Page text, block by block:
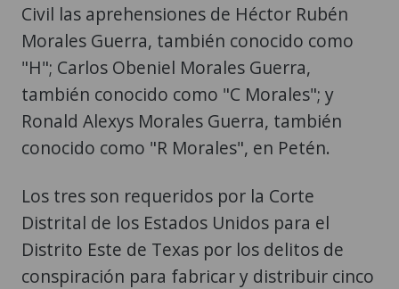
Civil las aprehensiones de Héctor Rubén
Morales Guerra, también conocido como
"H"; Carlos Obeniel Morales Guerra,
también conocido como "C Morales"; y
Ronald Alexys Morales Guerra, también
conocido como "R Morales", en Petén.
Los tres son requeridos por la Corte
Distrital de los Estados Unidos para el
Distrito Este de Texas por los delitos de
conspiración para fabricar y distribuir cinco